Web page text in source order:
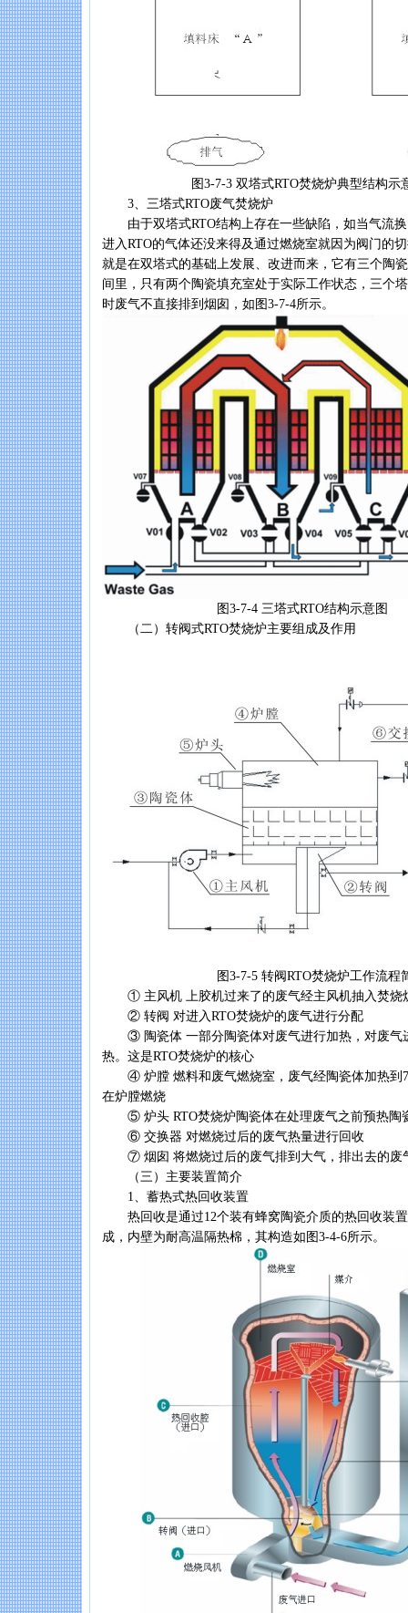
图3-7-3 双塔式RTO焚烧炉典型结构示
3、三塔式RTO废气焚烧炉
由于双塔式RTO结构上存在一些缺陷，如当气流换
进入RTO的气体还没来得及通过燃烧室就因为阀门的
就是在双塔式的基础上发展、改进而来，它有三个陶
间里，只有两个陶瓷填充室处于实际工作状态，三个
时废气不直接排到烟囱，如图3-7-4所示。
图3-7-4 三塔式RTO结构示意图
（二）转阀式RTO焚烧炉主要组成及作用
图3-7-5 转阀RTO焚烧炉工作流程
① 主风机 上胶机过来了的废气经主风机抽入焚烧
② 转阀 对进入RTO焚烧炉的废气进行分配
③ 陶瓷体 一部分陶瓷体对废气进行加热，对废气
热。这是RTO焚烧炉的核心
④ 炉膛 燃料和废气燃烧室，废气经陶瓷体加热到
在炉膛燃烧
⑤ 炉头 RTO焚烧炉陶瓷体在处理废气之前预热陶
⑥ 交换器 对燃烧过后的废气热量进行回收
⑦ 烟囱 将燃烧过后的废气排到大气，排出去的废
（三）主要装置简介
1、蓄热式热回收装置
热回收是通过12个装有蜂窝陶瓷介质的热回收装置
成，内壁为耐高温隔热棉，其构造如图3-4-6所示。